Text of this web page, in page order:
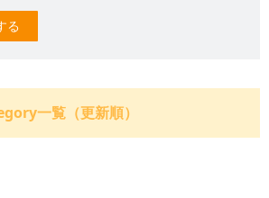
一覧（更新順）